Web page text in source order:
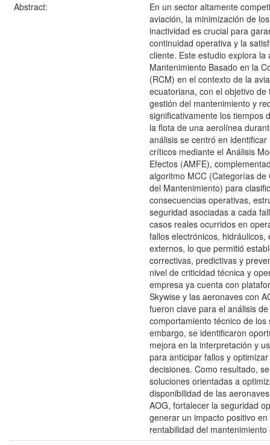
Abstract:
En un sector altamente
aviación, la minimización de
inactividad es crucial para
continuidad operativa y la
cliente. Este estudio explora la
Mantenimiento Basado en la
(RCM) en el contexto de la
ecuatoriana, con el objetivo de
gestión del mantenimiento y
significativamente los tiempos
la flota de una aerolínea
análisis se centró en
críticos mediante el Análisis
Efectos (AMFE),
algoritmo MCC (Categorías de
del Mantenimiento) para
consecuencias operativas,
seguridad asociadas a cada
casos reales ocurridos en
fallos electrónicos, hidráulicos,
externos, lo que permitió
correctivas, predictivas y
nivel de criticidad técnica y
empresa ya cuenta con
Skywise y las aeronaves con
fueron clave para el análisis
comportamiento técnico de los
embargo, se identificaron
mejora en la interpretación y
para anticipar fallos y
decisiones. Como resultado,
soluciones orientadas a
disponibilidad de las
AOG, fortalecer la seguridad
generar un impacto positivo
rentabilidad del